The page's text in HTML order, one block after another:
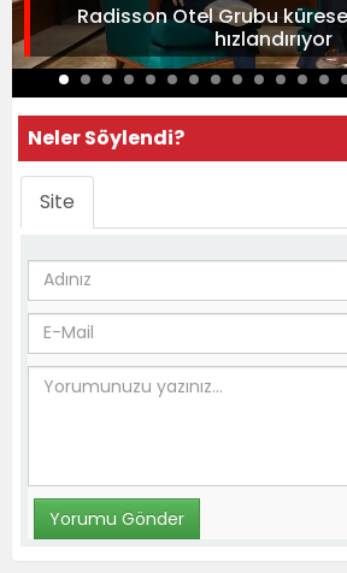
Radisson Otel Grubu
hızlandırıyor
Neler Söylendi?
Site